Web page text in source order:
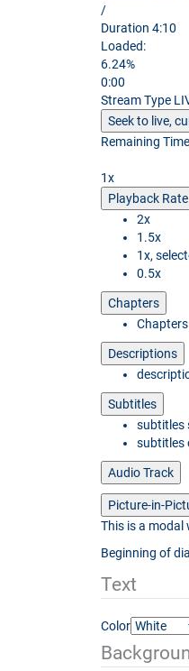
/
Duration 4:10
Loaded:
6.24%
0:00
Stream Type
Seek to live,
Remaining Time
1x
Playback Rate
2x
1.5x
1x,
0.5x
Chapters
Chapters
Descriptions
Subtitles
subtitles
subtitles
Audio Track
Picture-in-
This is a modal
Beginning of
Text
Color